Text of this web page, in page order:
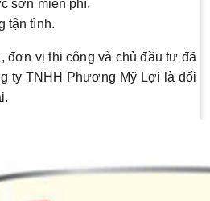
sơn miễn phí.
tận tình.
đơn vị thi công và chủ đầu tư đã
ty TNHH Phương Mỹ Lợi là đối